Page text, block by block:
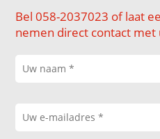
Bel 058-2037023 of laat
nemen direct contact met